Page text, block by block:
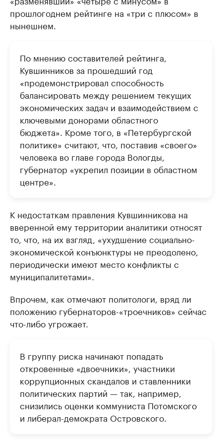
прошлогоднем рейтинге на «три с плюсом» в
нынешнем.
По мнению составителей рейтинга,
Кувшинников за прошедший год
«продемонстрировал способность
балансировать между решением текущих
экономических задач и взаимодействием с
ключевыми донорами областного
бюджета». Кроме того, в «Петербургской
политике» считают, что, поставив «своего»
человека во главе города Вологды,
губернатор «укрепил позиции в областном
центре».
К недостаткам правления Кувшинникова на
вверенной ему территории аналитики относят
то, что, на их взгляд, «ухудшение социально-
экономической конъюнктуры не преодолено,
периодически имеют место конфликты с
муниципалитетами».
Впрочем, как отмечают политологи, вряд ли
положению губернаторов-«троечников» сейчас
что-либо угрожает.
В группу риска начинают попадать
откровенные «двоечники», участники
коррупционных скандалов и ставленники
политических партий — так, например,
снизились оценки коммуниста Потомского
и либерал-демократа Островского.